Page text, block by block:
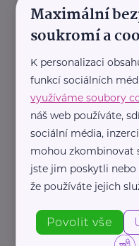
zdravotnické
hygienická řešení
tradicí.
Zaměřuje ...
https://
Maximální
soukromí a
K personalizaci
funkcí sociálních
využíváme soubory
náš web používáte,
sociální média,
mohou zkombinovat
jste jim poskytli nebo
že používáte jejich
Povolit vše